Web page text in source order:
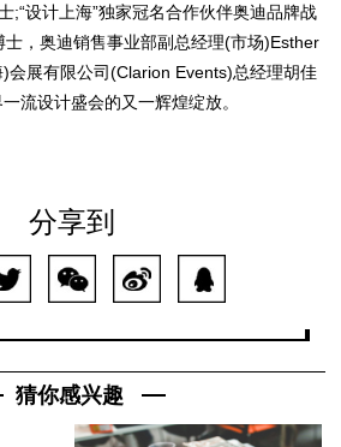
;“设计上海”独家冠名合作伙伴奥迪品牌战
，奥迪销售事业部副总经理(市场)Esther
会展有限公司(Clarion Events)总经理胡佳
流设计盛会的又一辉煌绽放。
分享到
猜你感兴趣